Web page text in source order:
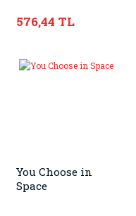
576,44 TL
You Choose in
Space